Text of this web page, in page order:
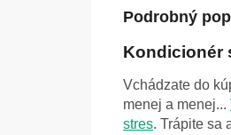
Podrobný
Kondicionér
Vchádzate do
menej a menej...
stres. Trápite sa